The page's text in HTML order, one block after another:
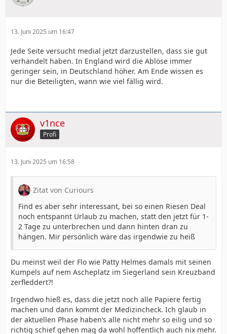
13. Juni 2025 um 16:47
Jede Seite versucht medial jetzt darzustellen, dass sie gut
verhandelt haben. In England wird die Ablöse immer
geringer sein, in Deutschland höher. Am Ende wissen es
nur die Beteiligten, wann wie viel fällig wird.
v1nce
Profi
13. Juni 2025 um 16:58
Zitat von Curiours
Find es aber sehr interessant, bei so einen Riesen Deal
noch entspannt Urlaub zu machen, statt den jetzt für 1-
2 Tage zu unterbrechen und dann hinten dran zu
hängen. Mir persönlich wäre das irgendwie zu heiß
Du meinst weil der Flo wie Patty Helmes damals mit seinen
Kumpels auf nem Ascheplatz im Siegerland sein Kreuzband
zerfleddert?!
Irgendwo hieß es, dass die jetzt noch alle Papiere fertig
machen und dann kommt der Medizincheck. Ich glaub in
der aktuellen Phase haben‘s alle nicht mehr so eilig und so
richtig schief gehen mag da wohl hoffentlich auch nix mehr.